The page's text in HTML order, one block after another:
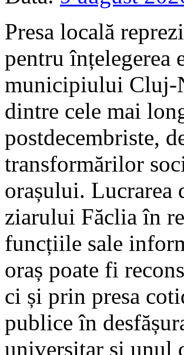
Presa locală
pentru
municipiului Cluj-
dintre cele mai
postdecembriste,
transformărilor
orașului. Lucrarea
ziarului Făclia în
funcțiile sale
oraș poate fi
ci și prin presa
publice în
universitar și unul